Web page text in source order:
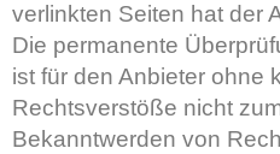
verlinkten Seiten hat der
Die permanente
ist für den Anbieter ohne
Rechtsverstöße nicht
Bekanntwerden von